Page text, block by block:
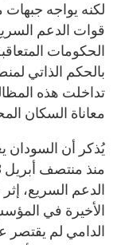
لكنه يواجه
قوات الدعم
بالحكم الذاتي
تداخلت هذه
معاناة السكان
يُذكر أن
الدعم السريع،
الأخيرة في
الدامي لم